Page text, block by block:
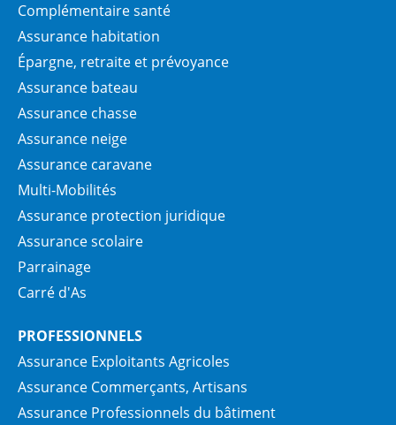
Complémentaire santé
Assurance habitation
Épargne, retraite et prévoyance
Assurance bateau
Assurance chasse
Assurance neige
Assurance caravane
Multi-Mobilités
Assurance protection juridique
Assurance scolaire
Parrainage
Carré d'As
PROFESSIONNELS
Assurance Exploitants Agricoles
Assurance Commerçants, Artisans
Assurance Professionnels du bâtiment